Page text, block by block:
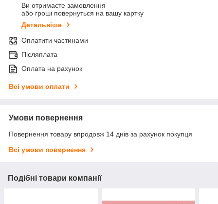
Ви отримаєте замовлення
або гроші повернуться на вашу картку
Детальніше
Оплатити частинами
Післяплата
Оплата на рахунок
Всі умови оплати
Умови повернення
Повернення товару впродовж 14 днів за рахунок покупця
Всі умови повернення
Подібні товари компанії